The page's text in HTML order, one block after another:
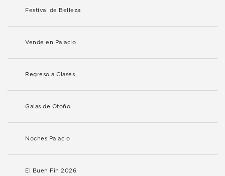
Festival de Belleza
Vende en Palacio
Regreso a Clases
Galas de Otoño
Noches Palacio
El Buen Fin 2026